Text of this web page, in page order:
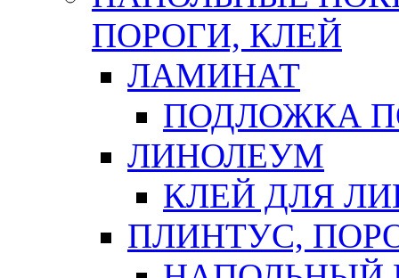
ПОРОГИ, КЛЕЙ
ЛАМИНАТ
ПОДЛОЖКА
ЛИНОЛЕУМ
КЛЕЙ ДЛЯ
ПЛИНТУС,